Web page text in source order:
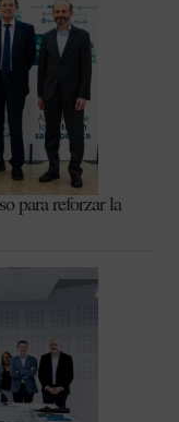
para reforzar la